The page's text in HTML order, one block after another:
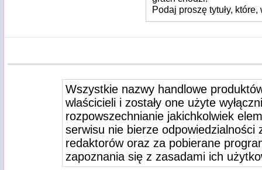
Podaj proszę tytuły,
Wszystkie nazwy handlowe
wlaścicieli i zostały one użyte
rozpowszechnianie jakichkolwiek
serwisu nie bierze odpowiedzialności
redaktorów oraz za pobierane
zapoznania się z zasadami ich